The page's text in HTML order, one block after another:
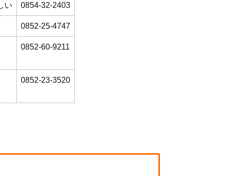
い 0854-32-2403
0852-25-4747
0852-60-9211
0852-23-3520